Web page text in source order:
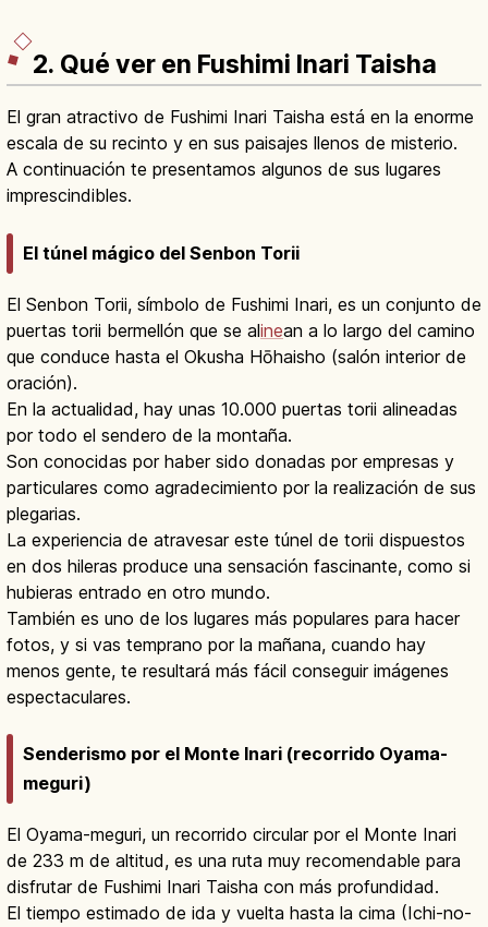
2. Qué ver en Fushimi Inari Taisha
El gran atractivo de Fushimi Inari Taisha está en la enorme
escala de su recinto y en sus paisajes llenos de misterio.
A continuación te presentamos algunos de sus lugares
imprescindibles.
El túnel mágico del Senbon Torii
El Senbon Torii, símbolo de Fushimi Inari, es un conjunto de
puertas torii bermellón que se alinean a lo largo del camino
que conduce hasta el Okusha Hōhaisho (salón interior de
oración).
En la actualidad, hay unas 10.000 puertas torii alineadas
por todo el sendero de la montaña.
Son conocidas por haber sido donadas por empresas y
particulares como agradecimiento por la realización de sus
plegarias.
La experiencia de atravesar este túnel de torii dispuestos
en dos hileras produce una sensación fascinante, como si
hubieras entrado en otro mundo.
También es uno de los lugares más populares para hacer
fotos, y si vas temprano por la mañana, cuando hay
menos gente, te resultará más fácil conseguir imágenes
espectaculares.
Senderismo por el Monte Inari (recorrido Oyama-
meguri)
El Oyama-meguri, un recorrido circular por el Monte Inari
de 233 m de altitud, es una ruta muy recomendable para
disfrutar de Fushimi Inari Taisha con más profundidad.
El tiempo estimado de ida y vuelta hasta la cima (Ichi-no-